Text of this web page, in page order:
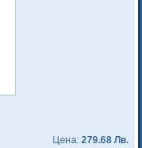
Цена: 279.68 Лв.